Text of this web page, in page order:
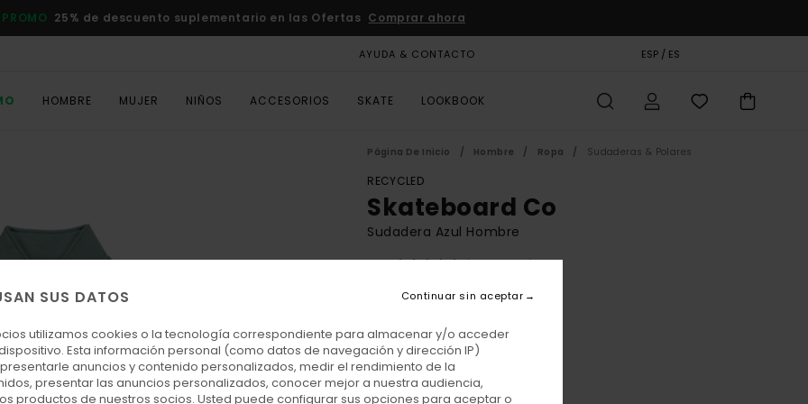
PROMO 25% de descuento suplementario en las Ofertas Comprar ahora
AYUDA & CONTACTO ESP / ES
HOMBRE MUJER NIÑOS ACCESORIOS SKATE LOOKBOOK
Página De Inicio Hombre Ropa Sudaderas & Polares
RECYCLED
Skateboard Co
Sudadera Azul Hombre
5.0
ECO-BONUS
26,25 €
OFERTAS
DOBLE PROMO -25% EXTRA
SUS DATOS
utilizamos cookies o la tecnología correspondiente para almacenar y/o acceder
Esta información personal (como datos de navegación y dirección IP)
anuncios y contenido personalizados, medir el rendimiento de la
presentar las anuncios personalizados, conocer mejor a nuestra audiencia,
productos de nuestros socios. Usted puede configurar sus opciones para aceptar o
Continuar sin aceptar